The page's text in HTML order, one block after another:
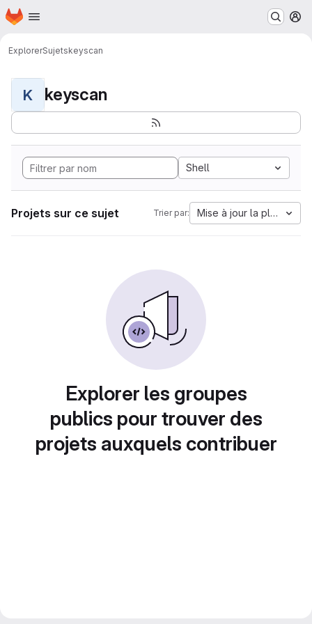
Passer au contenu principal
Page d'accueil
ExplorerSujetskeyscan
K keyscan
Shell
Projets sur ce sujet Trier par: Mise à jour la plus
Explorer les groupes
publics pour trouver des
projets auxquels contribuer